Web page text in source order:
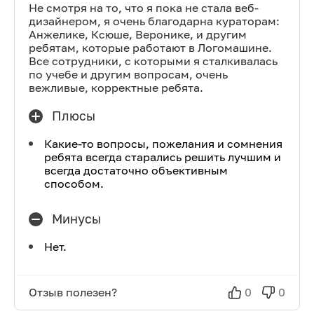
Не смотря на то, что я пока не стала веб-
дизайнером, я очень благодарна кураторам:
Анжелике, Ксюше, Веронике, и другим
ребятам, которые работают в Логомашине.
Все сотрудники, с которыми я сталкивалась
по учебе и другим вопросам, очень
вежливые, корректные ребята.
Плюсы
Какие-то вопросы, пожелания и сомнения
ребята всегда старались решить лучшим и
всегда достаточно объективным
способом.
Минусы
Нет.
Отзыв полезен? 0 0